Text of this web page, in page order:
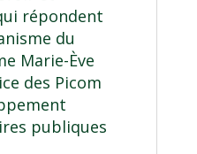
répondent
du
Marie-Ève
des Picom
publiques